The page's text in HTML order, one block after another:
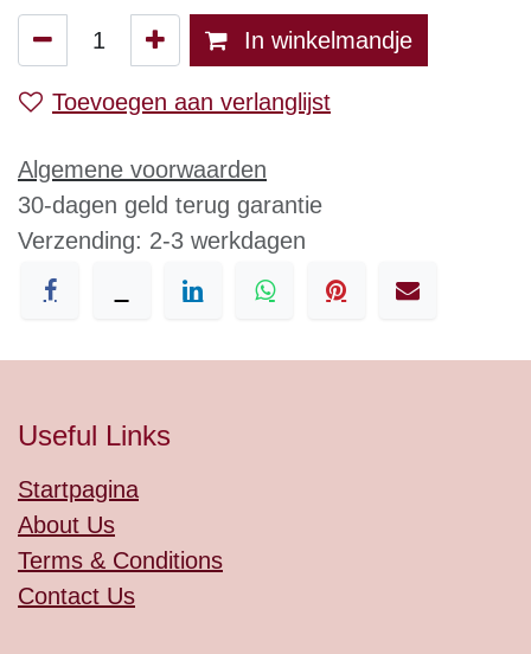
In winkelmandje
Toevoegen aan verlanglijst
Algemene voorwaarden
30-dagen geld terug garantie
Verzending: 2-3 werkdagen
Useful Links
Startpagina
About Us
Terms & Conditions
Contact Us